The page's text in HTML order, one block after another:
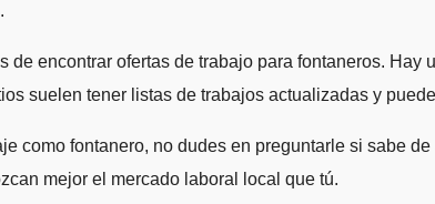
de encontrar ofertas de trabajo para fontaneros.
suelen tener listas de trabajos actualizadas y
como fontanero, no dudes en preguntarle si sabe
mejor el mercado laboral local que tú.